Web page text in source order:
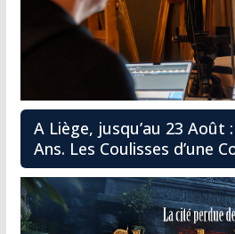
A Liège, jusqu’au 23 Août
Ans. Les Coulisses d’une